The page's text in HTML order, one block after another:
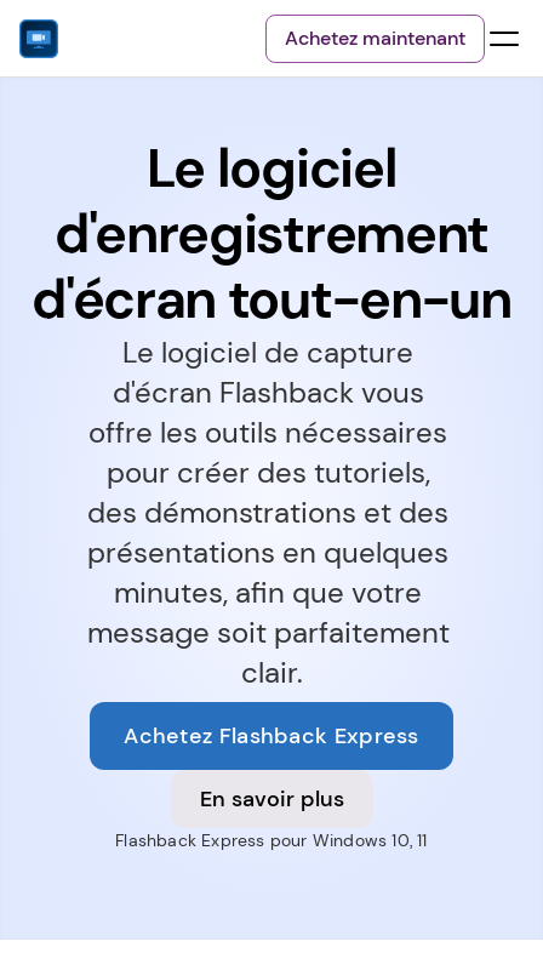
Achetez maintenant
Le logiciel
d'enregistrement
d'écran tout-en-un
Le logiciel de capture
d'écran Flashback vous
offre les outils nécessaires
pour créer des tutoriels,
des démonstrations et des
présentations en quelques
minutes, afin que votre
message soit parfaitement
clair.
Achetez Flashback Express
En savoir plus
Flashback Express pour Windows 10, 11